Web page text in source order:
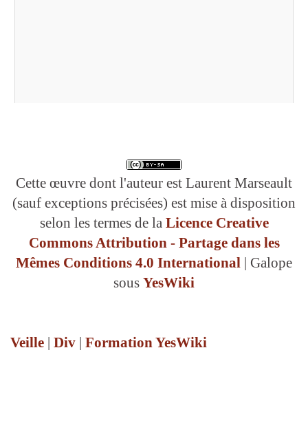
Download PDF
Cette œuvre dont l'auteur est Laurent Marseault
(sauf exceptions précisées) est mise à disposition
selon les termes de la Licence Creative
Commons Attribution - Partage dans les
Mêmes Conditions 4.0 International | Galope
sous YesWiki
Veille | Div | Formation YesWiki